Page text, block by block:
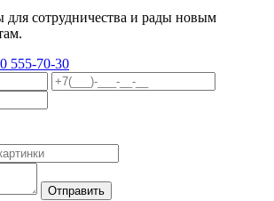
сотрудничества и рады новым
555-70-30